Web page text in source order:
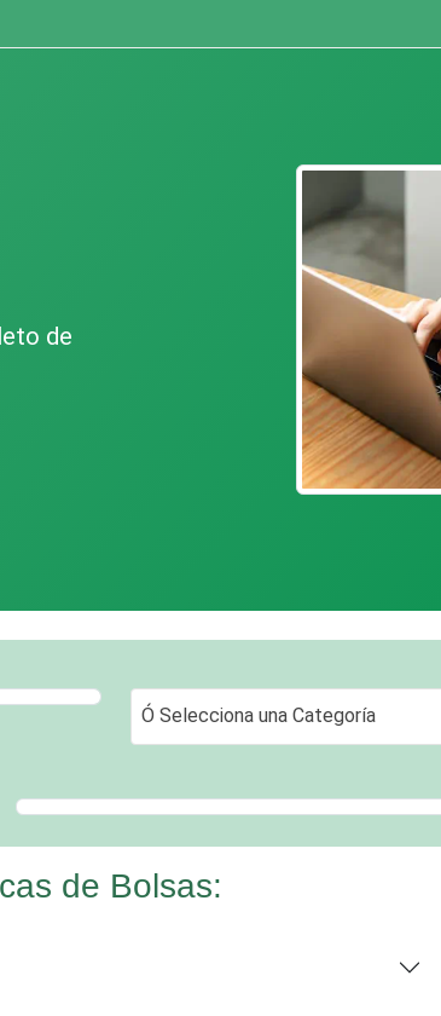
de
Ó Selecciona una Categoría
Ó Selecciona una Categoría
Selecciona un Municipio
de Bolsas: